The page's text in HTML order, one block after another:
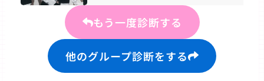
もう一度診断する
他のグループ診断をする